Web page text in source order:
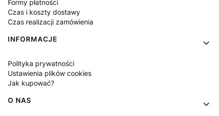
Formy płatności
Czas i koszty dostawy
Czas realizacji zamówienia
INFORMACJE
Polityka prywatności
Ustawienia plików cookies
Jak kupować?
O NAS